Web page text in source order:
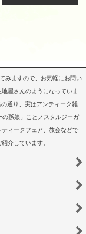
みますので、お気軽にお問い
屋さんのようになっていま
通り、実はアンティーク雑
孫娘」ことノスタルジーガ
ィークフェア、教会などで
介しています。